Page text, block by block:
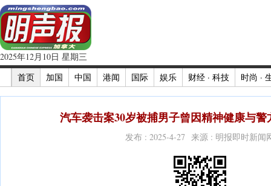
2025年12月10日 星期三
首页
加国 中国 港闻 国际 娱乐 财经 · 科技 时尚 ·
汽车袭击案30岁被捕男子曾因精神健康与
发布 : 2025-4-27 来源 : 明报即时新闻